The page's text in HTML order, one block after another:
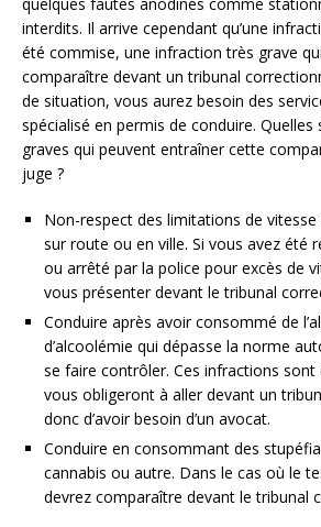
quelques fautes anodines comme
interdits. Il arrive cependant qu’une
été commise, une infraction très grave
comparaître devant un tribunal
de situation, vous aurez besoin des
spécialisé en permis de conduire.
graves qui peuvent entraîner cette
juge ?
Non-respect des limitations de
sur route ou en ville. Si vous avez été
ou arrêté par la police pour excès de
vous présenter devant le tribunal
Conduire après avoir consommé de
d’alcoolémie qui dépasse la norme
se faire contrôler. Ces infractions sont
vous obligeront à aller devant un
donc d’avoir besoin d’un avocat.
Conduire en consommant des
cannabis ou autre. Dans le cas où le
devrez comparaître devant le tribunal